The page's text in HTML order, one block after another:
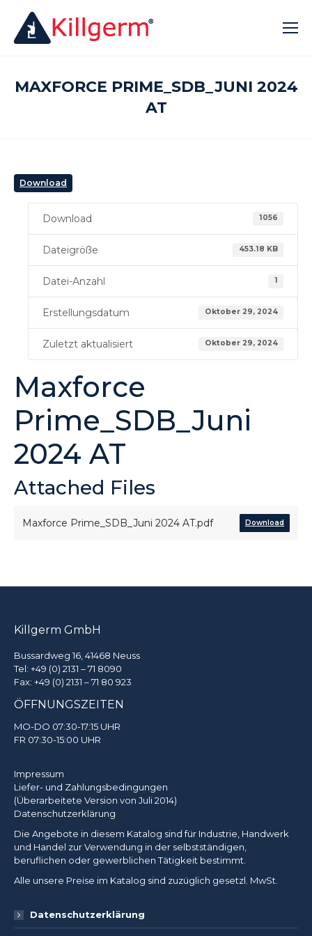
MAXFORCE PRIME_SDB_JUNI 2024
AT
Download
Download 1056
Dateigröße 453.18 KB
Datei-Anzahl 1
Erstellungsdatum Oktober 29, 2024
Zuletzt aktualisiert Oktober 29, 2024
Maxforce
Prime_SDB_Juni
2024 AT
Attached Files
Maxforce Prime_SDB_Juni 2024 AT.pdf Download
Killgerm GmbH
Bussardweg 16, 41468 Neuss
Tel: +49 (0) 2131 – 71 8090
Fax: +49 (0) 2131 – 71 80 923
ÖFFNUNGSZEITEN
MO-DO 07:30-17:15 UHR
FR 07:30-15:00 UHR
Impressum
Liefer- und Zahlungsbedingungen
(Überarbeitete Version von Juli 2014)
Datenschutzerklärung
Die Angebote in diesem Katalog sind für Industrie, Handwerk
und Handel zur Verwendung in der selbstständigen,
beruflichen oder gewerblichen Tätigkeit bestimmt.
Alle unsere Preise im Katalog sind zuzüglich gesetzl. MwSt.
Datenschutzerklärung